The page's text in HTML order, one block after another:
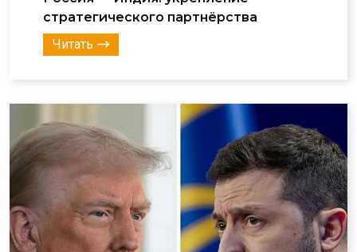
стратегического партнёрства
Читать